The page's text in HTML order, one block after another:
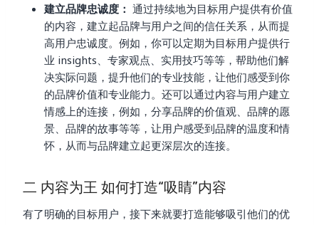
建立品牌忠诚度： 通过持续地为目标用户提供有价值
的内容，建立起品牌与用户之间的信任关系，从而提
高用户忠诚度。例如，你可以定期为目标用户提供行
业 insights、专家观点、实用技巧等等，帮助他们解
决实际问题，提升他们的专业技能，让他们感受到你
的品牌价值和专业能力。还可以通过内容与用户建立
情感上的连接，例如，分享品牌的价值观、品牌的愿
景、品牌的故事等等，让用户感受到品牌的温度和情
怀，从而与品牌建立起更深层次的连接。
二 内容为王 如何打造“吸睛”内容
有了明确的目标用户，接下来就要打造能够吸引他们的优